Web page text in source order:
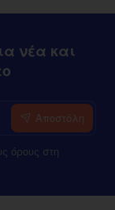
νέα και
Αποστόλη
όρους στη